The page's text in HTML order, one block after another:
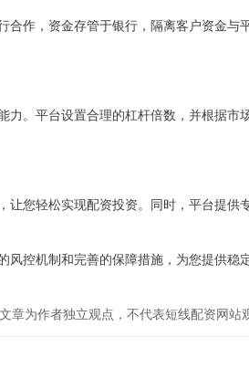
合作，资金存管于银行，隔离客户资金与
力。平台设置合理的杠杆倍数，并根据市
让您轻松实现配资投资。同时，平台提供
风控机制和完善的保障措施，为您提供稳
文章为作者独立观点，不代表短线配资网站